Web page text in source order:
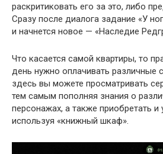
раскритиковать его за это, либо
Сразу после диалога задание «У
и начнется новое — «Наследие
Что касается самой квартиры, то
день нужно оплачивать различные
здесь вы можете просматривать
тем самым пополняя знания о
персонажах, а также приобретать и
используя «книжный шкаф».